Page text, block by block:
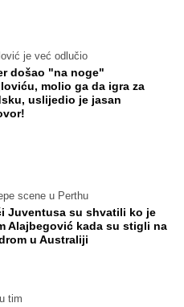
je već odlučio
došao "na noge"
molio ga da igra za
uslijedio je jasan
scene u Perthu
Juventusa su shvatili ko je
Alajbegović kada su stigli na
u Australiji
tim